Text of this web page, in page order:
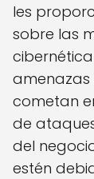
les
sobre las
amenazas
cometan
de
del
estén